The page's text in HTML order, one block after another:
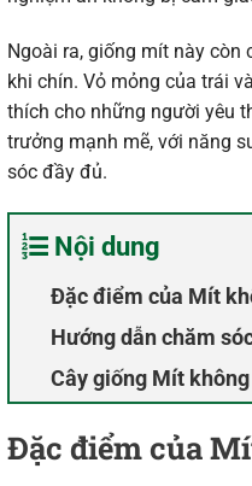
Ngoài ra, giống mít này còn
khi chín. Vỏ mỏng của trái
thích cho những người yêu
trưởng mạnh mẽ, với năng
sóc đầy đủ.
Nội dung
Đặc điểm của Mít
Hướng dẫn chăm
Cây giống Mít
Đặc điểm của